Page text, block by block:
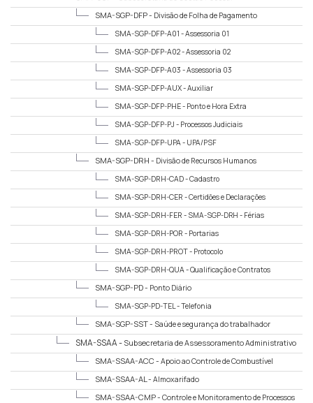
SMA-SGP-DFP - Divisão de Folha de Pagamento
SMA-SGP-DFP-A01 -Assessoria 01
SMA-SGP-DFP-A02 -Assessoria 02
SMA-SGP-DFP-A03 -Assessoria 03
SMA-SGP-DFP-AUX -Auxiliar
SMA-SGP-DFP-PHE - Ponto e Hora Extra
SMA-SGP-DFP-PJ - Processos Judiciais
SMA-SGP-DFP-UPA - UPA/PSF
SMA-SGP-DRH - Divisão de Recursos Humanos
SMA-SGP-DRH-CAD -Cadastro
SMA-SGP-DRH-CER -Certidões e Declarações
SMA-SGP-DRH-FER - SMA-SGP-DRH - Férias
SMA-SGP-DRH-POR - Portarias
SMA-SGP-DRH-PROT - Protocolo
SMA-SGP-DRH-QUA -Qualificação e Contratos
SMA-SGP-PD - Ponto Diário
SMA-SGP-PD-TEL -Telefonia
SMA-SGP-SST - Saúde e segurança do trabalhador
SMA-SSAA - Subsecretaria de Assessoramento Administrativo
SMA-SSAA-ACC - Apoio ao Controle de Combustível
SMA-SSAA-AL - Almoxarifado
SMA-SSAA-CMP - Controle e Monitoramento de Processos